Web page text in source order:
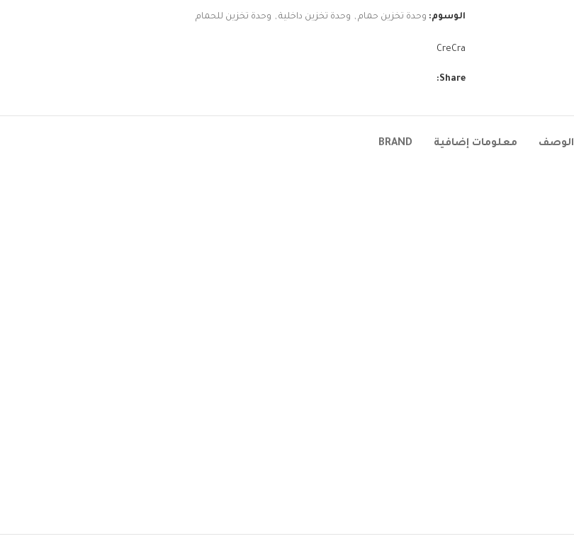
الوسوم: وحدة تخزين حمام , وحدة تخزين داخلية , وحدة تخزين للحمام
CreCra
Share:
الوصف معلومات إضافية BRAND